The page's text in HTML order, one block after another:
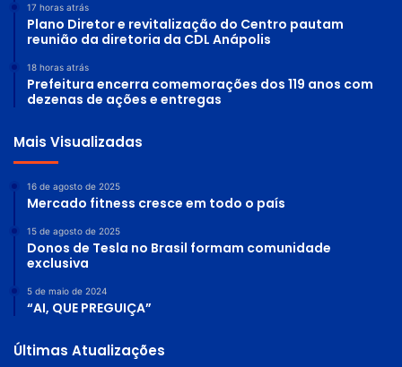
17 horas atrás
Plano Diretor e revitalização do Centro pautam
reunião da diretoria da CDL Anápolis
18 horas atrás
Prefeitura encerra comemorações dos 119 anos com
dezenas de ações e entregas
Mais Visualizadas
16 de agosto de 2025
Mercado fitness cresce em todo o país
15 de agosto de 2025
Donos de Tesla no Brasil formam comunidade
exclusiva
5 de maio de 2024
“AI, QUE PREGUIÇA”
Últimas Atualizações